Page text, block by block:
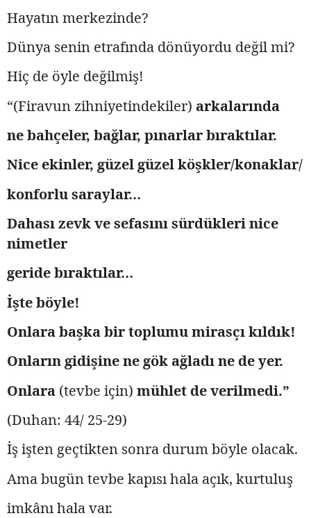
Hayatın merkezinde?
Dünya senin etrafında dönüyordu değil mi?
Hiç de öyle değilmiş!
“(Firavun zihniyetindekiler) arkalarında
ne bahçeler, bağlar, pınarlar bıraktılar.
Nice ekinler, güzel güzel köşkler/konaklar/
konforlu saraylar…
Dahası zevk ve sefasını sürdükleri nice
nimetler
geride bıraktılar…
İşte böyle!
Onlara başka bir toplumu mirasçı kıldık!
Onların gidişine ne gök ağladı ne de yer.
Onlara (tevbe için) mühlet de verilmedi.”
(Duhan: 44/ 25-29)
İş işten geçtikten sonra durum böyle olacak.
Ama bugün tevbe kapısı hala açık, kurtuluş
imkânı hala var.